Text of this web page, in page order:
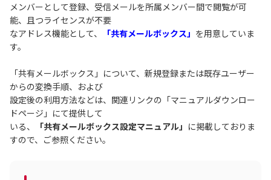
メンバーとして登録、受信メールを所属メンバー間で閲覧が可
能、且つライセンスが不要
なアドレス機能として、
「共有メールボックス」 を用意していま
す。
「共有メールボックス」について、新規登録または既存ユーザー
からの変換手順、および
設定後の利用方法などは、関連リンクの「マニュアルダウンロー
ドページ」にて提供して
いる、
「共有メールボックス設定マニュアル」 に掲載しておりま
すので、ご参照ください。